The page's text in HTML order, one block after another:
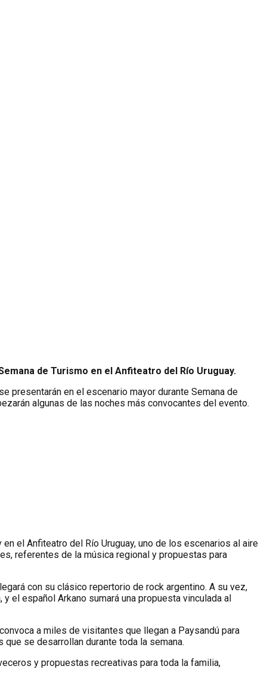
de Turismo en el Anfiteatro del Río Uruguay.
presentarán en el escenario mayor durante Semana de
algunas de las noches más convocantes del evento.
el Anfiteatro del Río Uruguay, uno de los escenarios al aire
referentes de la música regional y propuestas para
con su clásico repertorio de rock argentino. A su vez,
el español Arkano sumará una propuesta vinculada al
a miles de visitantes que llegan a Paysandú para
se desarrollan durante toda la semana.
y propuestas recreativas para toda la familia,